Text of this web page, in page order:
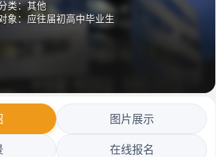
类：其他
象：应往届初高中毕业生
图片展示
在线报名